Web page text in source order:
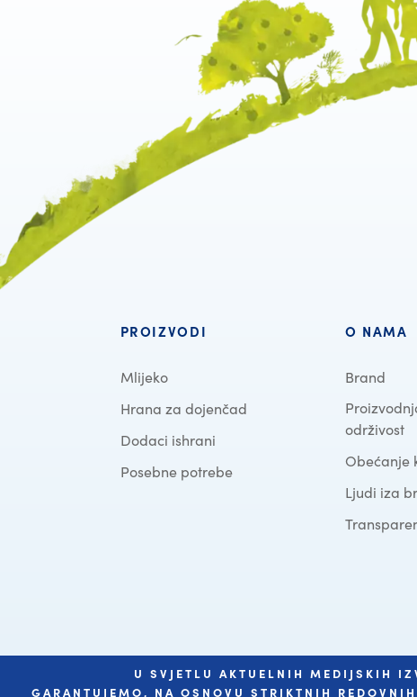
PROIZVODI
Mlijeko
Hrana za dojenčad
Dodaci ishrani
Posebne potrebe
O NAMA
Brand
održivost
Obećanje
Ljudi iza
COPYRIGHT HUMANA VERTRIEBS GMBH 2026
U SVJETLU AKTUELNIH MEDIJSKIH
GARANTUJEMO, NA OSNOVU STRIKTNIH